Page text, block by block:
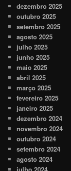
dezembro 2025
outubro 2025
setembro 2025
agosto 2025
julho 2025
junho 2025
maio 2025
abril 2025
março 2025
fevereiro 2025
janeiro 2025
dezembro 2024
novembro 2024
outubro 2024
setembro 2024
agosto 2024